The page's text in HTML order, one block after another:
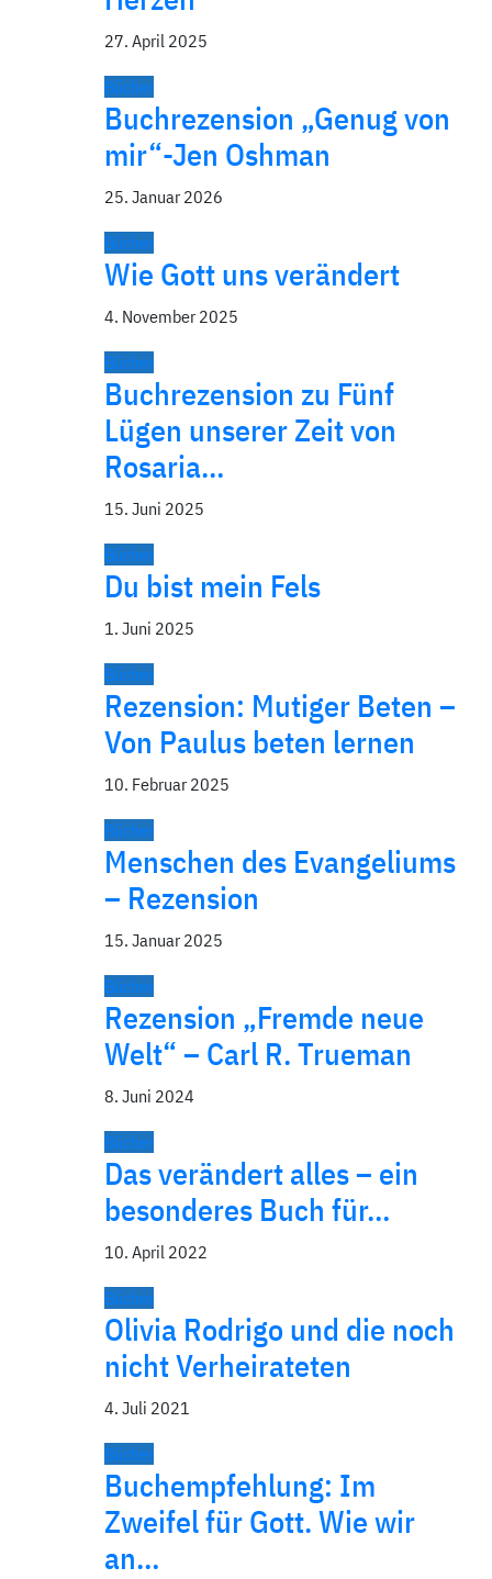
27. April 2025
Bücher
Buchrezension „Genug von
mir“-Jen Oshman
25. Januar 2026
Bücher
Wie Gott uns verändert
4. November 2025
Bücher
Buchrezension zu Fünf
Lügen unserer Zeit von
Rosaria…
15. Juni 2025
Bücher
Du bist mein Fels
1. Juni 2025
Bücher
Rezension: Mutiger Beten –
Von Paulus beten lernen
10. Februar 2025
Bücher
Menschen des Evangeliums
– Rezension
15. Januar 2025
Bücher
Rezension „Fremde neue
Welt“ – Carl R. Trueman
8. Juni 2024
Bücher
Das verändert alles – ein
besonderes Buch für…
10. April 2022
Bücher
Olivia Rodrigo und die noch
nicht Verheirateten
4. Juli 2021
Bücher
Buchempfehlung: Im
Zweifel für Gott. Wie wir
an…